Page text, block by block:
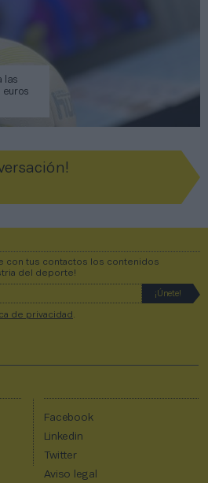
las
euros
con tus contactos los contenidos
del deporte!
de privacidad
Facebook
Linkedin
Twitter
Aviso legal